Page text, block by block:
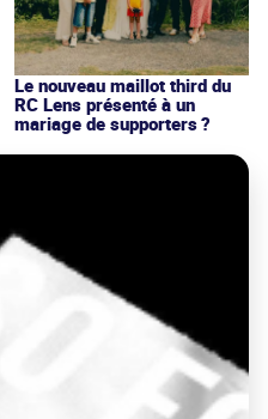
Le nouveau maillot third du
RC Lens présenté à un
mariage de supporters ?